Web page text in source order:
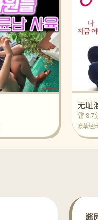
无耻
🏆 8.7
潦草经
酱